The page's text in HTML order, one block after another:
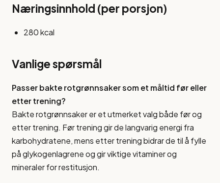
Næringsinnhold (per porsjon)
280 kcal
Vanlige spørsmål
Passer bakte rotgrønnsaker som et måltid før eller
etter trening?
Bakte rotgrønnsaker er et utmerket valg både før og
etter trening. Før trening gir de langvarig energi fra
karbohydratene, mens etter trening bidrar de til å fylle
på glykogenlagrene og gir viktige vitaminer og
mineraler for restitusjon.